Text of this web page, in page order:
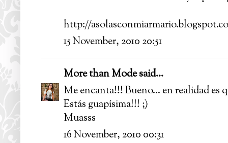
http://
15 November, 2010 20:51
More than Modesaid...
Me encanta!!! Bueno... en realidad es
Estás guapísima!!! ;)
Muasss
16 November, 2010 00:31